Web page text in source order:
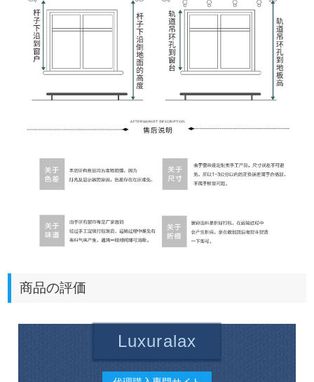
商品の評価
Luxuralax